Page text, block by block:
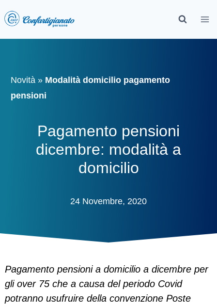
Novità » Modalità domicilio pagamento
pensioni
Pagamento pensioni
dicembre: modalità a
domicilio
24 Novembre, 2020
Pagamento pensioni a domicilio a dicembre per
gli over 75 che a causa del periodo Covid
potranno usufruire della convenzione Poste